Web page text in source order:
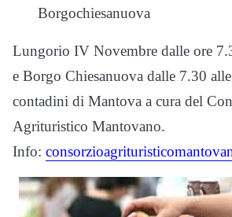
Borgochiesanuova
Lungorio IV Novembre dalle ore
e Borgo Chiesanuova dalle 7.30
contadini di Mantova a cura del
Agrituristico Mantovano.
Info: